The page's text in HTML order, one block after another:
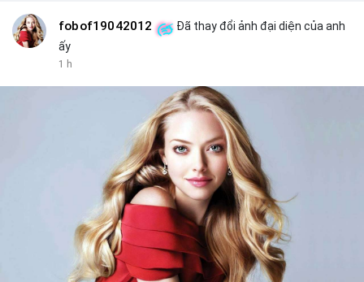
fobof19042012
Đã thay đổi ảnh đại diện của anh
ấy
1 h